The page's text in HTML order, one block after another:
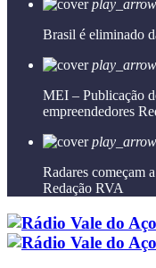
play_arrow
Brasil é eliminado
play_arrow
MEI – Publicação
empreendedores
play_arrow
Radares começam
Redação RVA